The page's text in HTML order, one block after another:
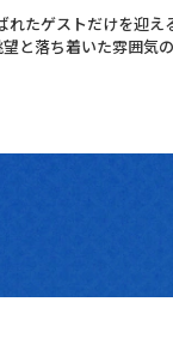
れたゲストだけを迎え
と落ち着いた雰囲気